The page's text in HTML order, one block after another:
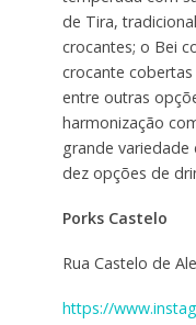
de Tira,
crocantes; o Bei
crocante
entre outras
harmonização
grande variedade
dez opções de
Porks Castelo
Rua Castelo de
https://